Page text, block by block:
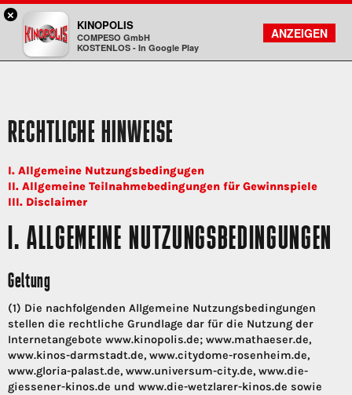
Kinopolis
FILMSUCHE
KONTO
RECHTLICHE HINWEISE
I. Allgemeine Nutzungsbedingugen
II. Allgemeine Teilnahmebedingungen für Gewinnspiele
III. Disclaimer
I. ALLGEMEINE NUTZUNGSBEDINGUNGEN
Geltung
(1) Die nachfolgenden Allgemeine Nutzungsbedingungen
stellen die rechtliche Grundlage dar für die Nutzung der
Internetangebote www.kinopolis.de; www.mathaeser.de,
www.kinos-darmstadt.de, www.citydome-rosenheim.de,
www.gloria-palast.de, www.universum-city.de, www.die-
giessener-kinos.de und www.die-wetzlarer-kinos.de sowie
×
KINOPOLIS
COMPESO GmbH
KOSTENLOS - In Google Play
ANZEIGEN